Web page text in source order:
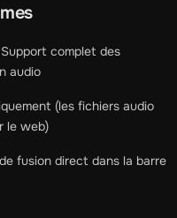
complet des
audio
(les fichiers audio
le web)
fusion direct dans la barre